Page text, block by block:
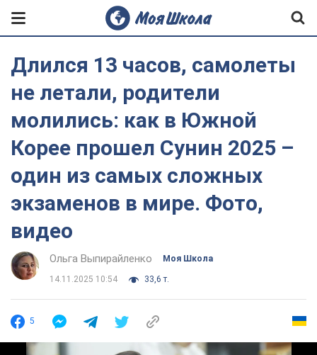
Длился 13 часов, самолеты
не летали, родители
молились: как в Южной
Корее прошел Сунин 2025 –
один из самых сложных
экзаменов в мире. Фото,
видео
Ольга Выпирайленко Моя Школа
14.11.2025 10:54 33,6 т.
5